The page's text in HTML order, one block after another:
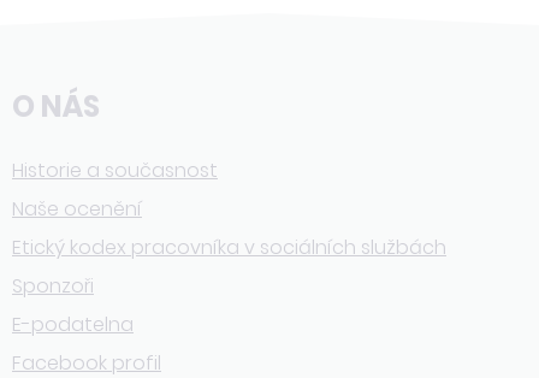
O NÁS
Historie a současnost
Naše ocenění
Etický kodex pracovníka v sociálních službách
Sponzoři
E-podatelna
Facebook profil